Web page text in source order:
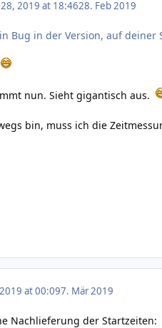
2019 at 18:4628. Feb 2019
Bug in der Version, auf deiner
nun. Sieht gigantisch aus.
bin, muss ich die
at 00:097. Mär 2019
Nachlieferung der Startzeiten: